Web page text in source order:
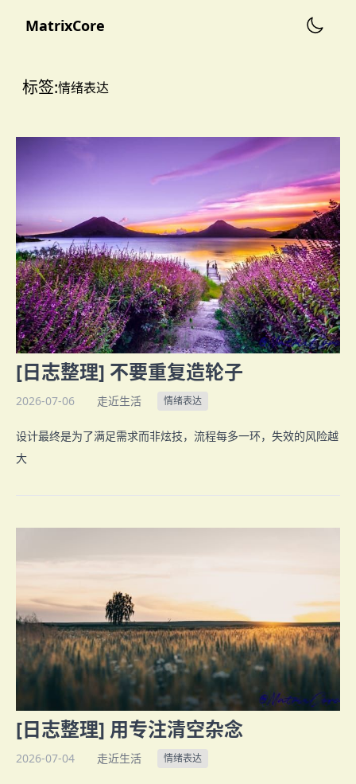
MatrixCore
标签:情绪表达
[日志整理] 不要重复造轮子
2026-07-06 走近生活 情绪表达
设计最终是为了满足需求而非炫技，流程每多一环，失效的风险越
大
[日志整理] 用专注清空杂念
2026-07-04 走近生活 情绪表达